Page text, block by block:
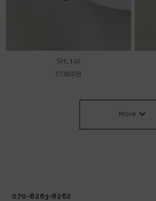
SH_110
37,000원
More
070-8263-8262